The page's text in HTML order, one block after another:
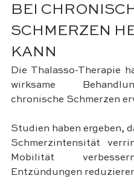
BEI
SCHMERZEN
KANN
Die Thalasso-Therapie
wirksame
chronische Schmerzen
Studien haben ergeben,
Schmerzintensität
Mobilität
Entzündungen